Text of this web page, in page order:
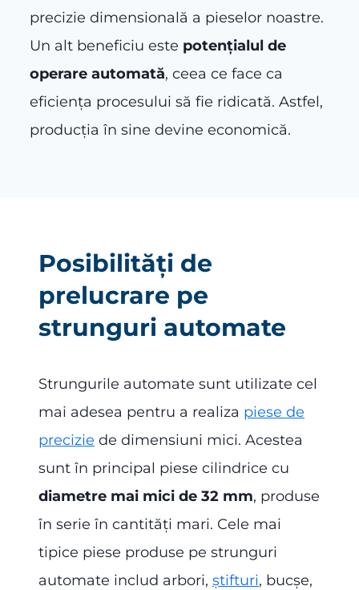
precizie dimensională a pieselor noastre.
Un alt beneficiu este potențialul de
operare automată, ceea ce face ca
eficiența procesului să fie ridicată. Astfel,
producția în sine devine economică.
Posibilități de
prelucrare pe
strunguri automate
Strungurile automate sunt utilizate cel
mai adesea pentru a realiza piese de
precizie de dimensiuni mici. Acestea
sunt în principal piese cilindrice cu
diametre mai mici de 32 mm, produse
în serie în cantități mari. Cele mai
tipice piese produse pe strunguri
automate includ arbori, ştifturi, bucșe,